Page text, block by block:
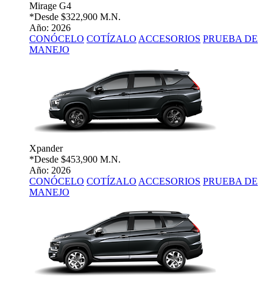
Mirage G4
*Desde $322,900 M.N.
Año: 2026
CONÓCELO COTÍZALO ACCESORIOS PRUEBA DE
MANEJO
Xpander
*Desde $453,900 M.N.
Año: 2026
CONÓCELO COTÍZALO ACCESORIOS PRUEBA DE
MANEJO